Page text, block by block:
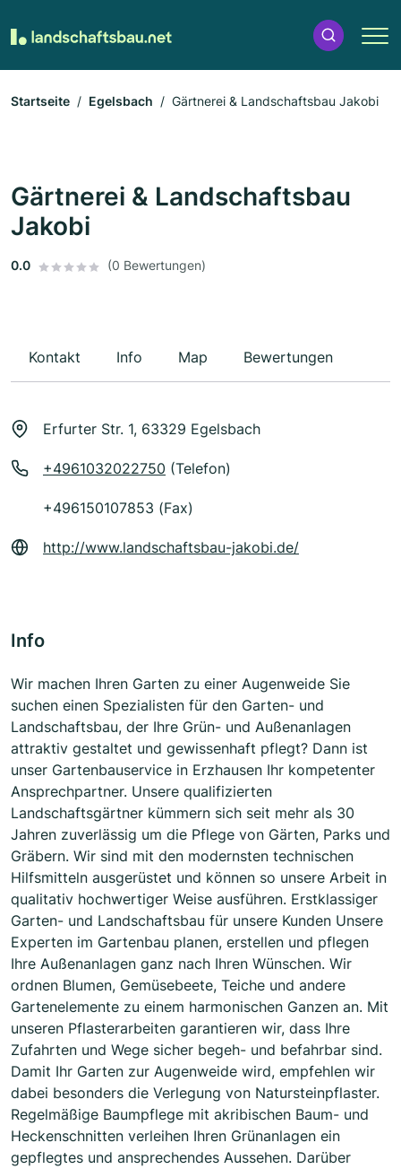
Startseite Egelsbach Gärtnerei & Landschaftsbau Jakobi
Gärtnerei & Landschaftsbau
Jakobi
0.0 (0 Bewertungen)
Kontakt Info Map Bewertungen
Erfurter Str. 1, 63329 Egelsbach
+4961032022750 (Telefon)
+496150107853 (Fax)
http://www.landschaftsbau-jakobi.de/
Info
Wir machen Ihren Garten zu einer Augenweide Sie
suchen einen Spezialisten für den Garten- und
Landschaftsbau, der Ihre Grün- und Außenanlagen
attraktiv gestaltet und gewissenhaft pflegt? Dann ist
unser Gartenbauservice in Erzhausen Ihr kompetenter
Ansprechpartner. Unsere qualifizierten
Landschaftsgärtner kümmern sich seit mehr als 30
Jahren zuverlässig um die Pflege von Gärten, Parks und
Gräbern. Wir sind mit den modernsten technischen
Hilfsmitteln ausgerüstet und können so unsere Arbeit in
qualitativ hochwertiger Weise ausführen. Erstklassiger
Garten- und Landschaftsbau für unsere Kunden Unsere
Experten im Gartenbau planen, erstellen und pflegen
Ihre Außenanlagen ganz nach Ihren Wünschen. Wir
ordnen Blumen, Gemüsebeete, Teiche und andere
Gartenelemente zu einem harmonischen Ganzen an. Mit
unseren Pflasterarbeiten garantieren wir, dass Ihre
Zufahrten und Wege sicher begeh- und befahrbar sind.
Damit Ihr Garten zur Augenweide wird, empfehlen wir
dabei besonders die Verlegung von Natursteinpflaster.
Regelmäßige Baumpflege mit akribischen Baum- und
Heckenschnitten verleihen Ihren Grünanlagen ein
gepflegtes und ansprechendes Aussehen. Darüber